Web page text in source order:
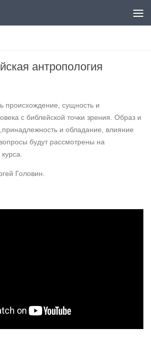
антропология
происхождение, сущность и
с библейской точки зрения. Образ и
и обладание, влияние
будут рассмотрены на
Головин.